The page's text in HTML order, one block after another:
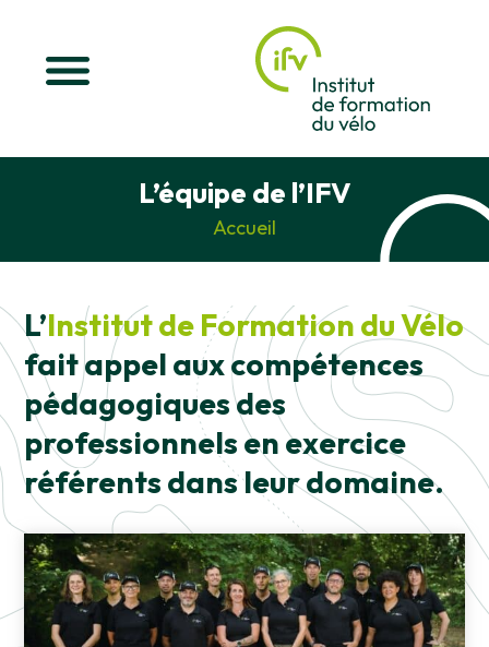
L’équipe de l’IFV
Accueil
L’Institut de Formation du Vélo
fait appel aux compétences
pédagogiques des
professionnels en exercice
référents dans leur domaine.